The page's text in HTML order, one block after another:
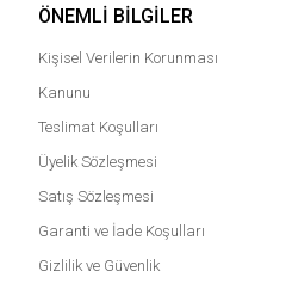
ÖNEMLI BILGILER
Kişisel Verilerin Korunması
Kanunu
Teslimat Koşulları
Üyelik Sözleşmesi
Satış Sözleşmesi
Garanti ve İade Koşulları
Gizlilik ve Güvenlik